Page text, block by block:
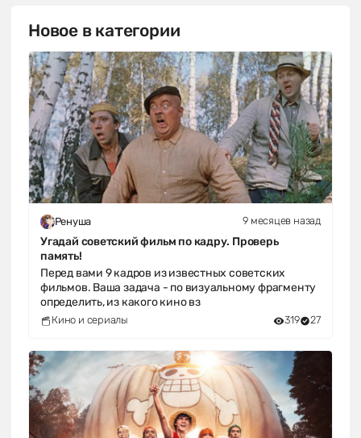
Новое в категории
Ренуша 9 месяцев назад
Угадай советский фильм по кадру. Проверь
память!
Перед вами 9 кадров из известных советских
фильмов. Ваша задача - по визуальному фрагменту
определить, из какого кино вз
Кино и сериалы 319 27